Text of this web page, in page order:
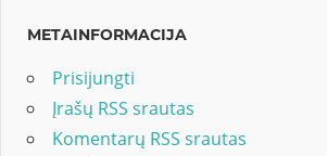
METAINFORMACIJA
Prisijungti
Įrašų RSS srautas
Komentarų RSS srautas